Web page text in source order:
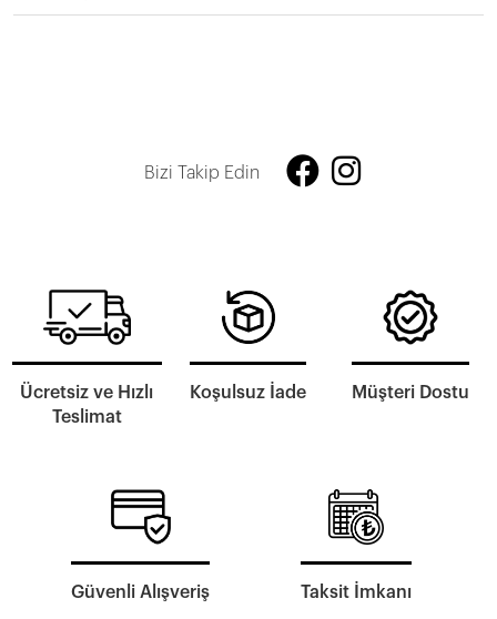
Bizi Takip Edin
Ücretsiz ve Hızlı
Teslimat
Koşulsuz İade Müşteri Dostu
Güvenli Alışveriş Taksit İmkanı